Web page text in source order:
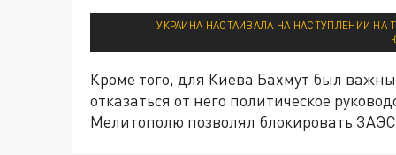
УКРАИНА НАСТАИВАЛА НА НАСТУПЛЕНИИ
Кроме того, для Киева Бахмут был
отказаться от него политическое
Мелитополю позволял блокировать